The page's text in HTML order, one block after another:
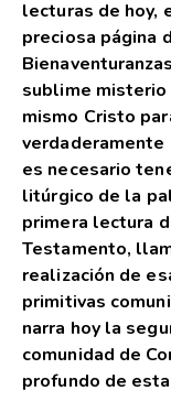
lecturas de hoy,
preciosa página
sublime misterio
mismo Cristo
verdaderamente
es necesario
litúrgico de la
primera lectura
Testamento,
realización de
primitivas
narra hoy la
comunidad de
profundo de